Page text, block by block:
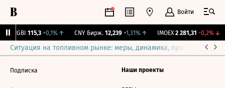
Войти
RGBI 115,3 +0,1%↑ CNY Бирж. 12,239 +1,31%↑ IMOEX 2 281,31 -0,2%↓
Ситуация на топливном рынке: меры, динамика, прогнозы
Подписка Наши проекты